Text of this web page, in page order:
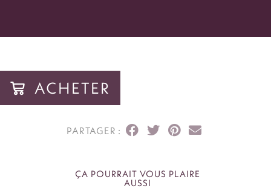
ACHETER
ÇA POURRAIT VOUS PLAIRE
AUSSI